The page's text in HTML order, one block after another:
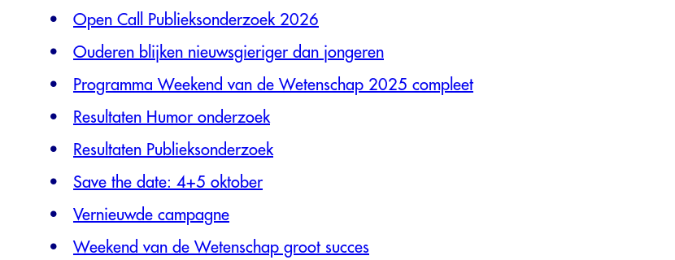
Open Call Publieksonderzoek 2026
Ouderen blijken nieuwsgieriger dan jongeren
Programma Weekend van de Wetenschap 2025 compleet
Resultaten Humor onderzoek
Resultaten Publieksonderzoek
Save the date: 4+5 oktober
Vernieuwde campagne
Weekend van de Wetenschap groot succes